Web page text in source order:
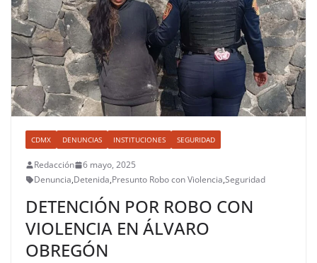
CDMX DENUNCIAS INSTITUCIONES SEGURIDAD
Redacción
6 mayo, 2025
Denuncia,Detenida,Presunto Robo con Violencia,Seguridad
DETENCIÓN POR ROBO CON
VIOLENCIA EN ÁLVARO
OBREGÓN